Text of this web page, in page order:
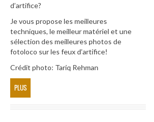
d’artifice?
Je vous propose les meilleures
techniques, le meilleur matériel et une
sélection des meilleures photos de
fotoloco sur les feux d’artifice!
Crédit photo: Tariq Rehman
PLUS